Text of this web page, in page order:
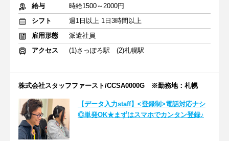
給与
時給1500～2000円
シフト
週1日以上 1日3時間以上
雇用形態
派遣社員
アクセス
(1)さっぽろ駅 (2)札幌駅
株式会社スタッフファースト/CCSA0000G ※勤務地：札幌
【データ入力staff】<登録制>電話対応ナシ
◎単発OK★まずはスマホでカンタン登録♪